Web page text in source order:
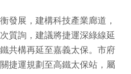
發展，建構科技產業廊道，
質詢，建議將捷運深綠線延
共構再延至嘉義太保。市府
捷運規劃至高鐵太保站，屬